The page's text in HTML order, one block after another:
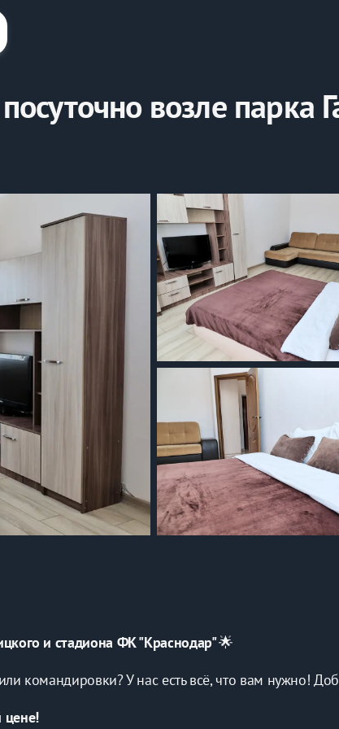
возле парка
и стадиона ФК "Краснодар" 🌟
командировки? У нас есть всё, что вам нужно!
цене!